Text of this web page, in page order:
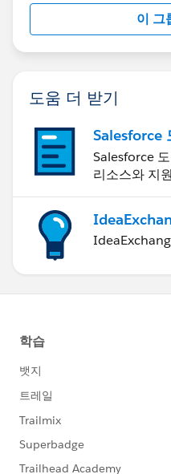
이 그
도움 더 받기
Salesforce
Salesforce
리소스와 지